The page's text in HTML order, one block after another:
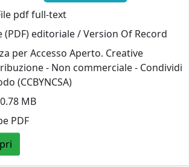
pdf full-text
(PDF) editoriale / Version Of Record
per Accesso Aperto. Creative
- Non commerciale - Condividi
(CCBYNCSA)
MB
PDF